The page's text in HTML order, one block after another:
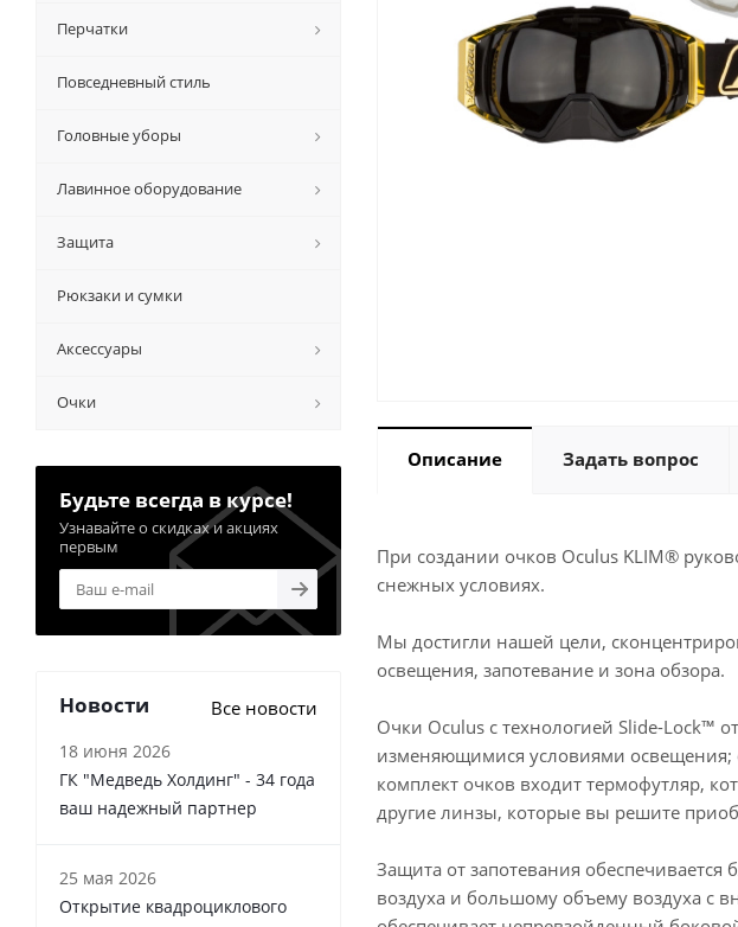
Описание Задать вопрос
При создании очков Oculus KLIM®
снежных условиях.
Мы достигли нашей цели,
освещения, запотевание и зона обзора.
Очки Oculus с технологией Slide-Lock™
изменяющимися условиями освещения;
комплект очков входит термофутляр,
другие линзы, которые вы решите
Защита от запотевания
воздуха и большому объему воздуха с
Перчатки
Повседневный стиль
Головные уборы
Лавинное оборудование
Защита
Рюкзаки и сумки
Аксессуары
Очки
Будьте всегда в курсе!
Узнавайте о скидках и акциях
первым
Новости Все новости
18 июня 2026
ГК "Медведь Холдинг" - 34 года
ваш надежный партнер
25 мая 2026
Открытие квадроциклового